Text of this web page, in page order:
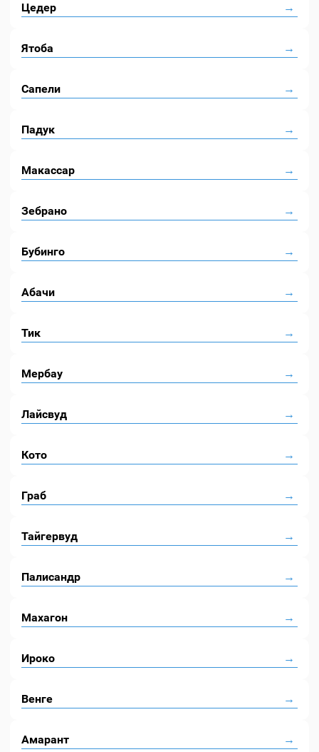
Цедер
Ятоба
Сапели
Падук
Макассар
Зебрано
Бубинго
Абачи
Тик
Мербау
Лайсвуд
Кото
Граб
Тайгервуд
Палисандр
Махагон
Ироко
Венге
Амарант